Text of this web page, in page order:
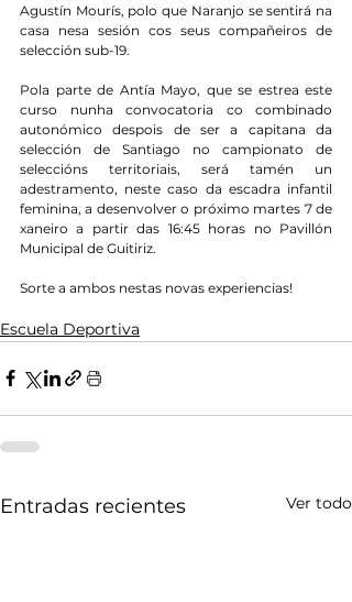
Agustín Mourís, polo que Naranjo se sentirá na
casa nesa sesión cos seus compañeiros de
selección sub-19.
Pola parte de Antía Mayo, que se estrea este
curso nunha convocatoria co combinado
autonómico despois de ser a capitana da
selección de Santiago no campionato de
seleccións territoriais, será tamén un
adestramento, neste caso da escadra infantil
feminina, a desenvolver o próximo martes 7 de
xaneiro a partir das 16:45 horas no Pavillón
Municipal de Guitiriz.
Sorte a ambos nestas novas experiencias!
Escuela Deportiva
Entradas recientes Ver todo